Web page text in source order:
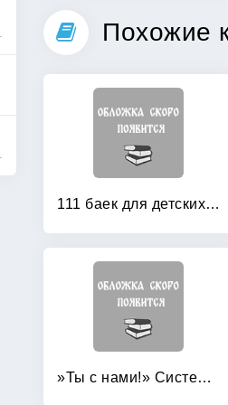
Похожие
111 баек для детских психологов: Истории, мифы, анекдоты, сказки
»Ты с нами!» Системные взгляды и решения для учителей, учеников и родителей